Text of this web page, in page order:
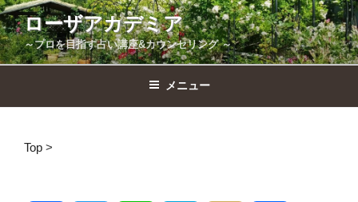
コ
ン
テ
ン
へ
ローザアカデミア
～プロを目指す占い講座&カウンセリング ～
メニュー
Top >